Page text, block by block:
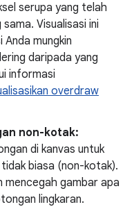
serupa yang telah
Visualisasi ini
Anda mungkin
daripada yang
informasi
overdraw
non-kotak:
di kanvas untuk
biasa (non-kotak).
mencegah gambar apa
lingkaran.